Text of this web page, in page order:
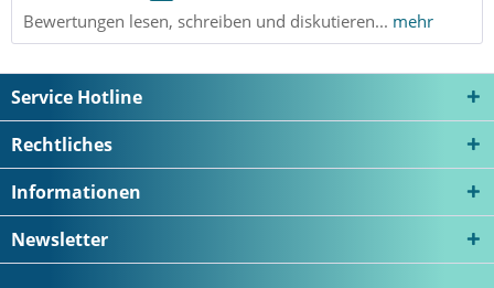
Bewertungen lesen, schreiben und diskutieren... mehr
Service Hotline
Rechtliches
Informationen
Newsletter